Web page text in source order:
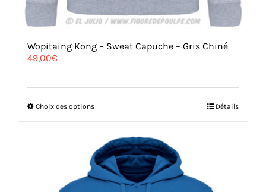
Wopitaing Kong – Sweat Capuche – Gris Chiné
49,00€
Choix des optionsCe
plusieurs
variations.
Les
options
peuvent
Détails